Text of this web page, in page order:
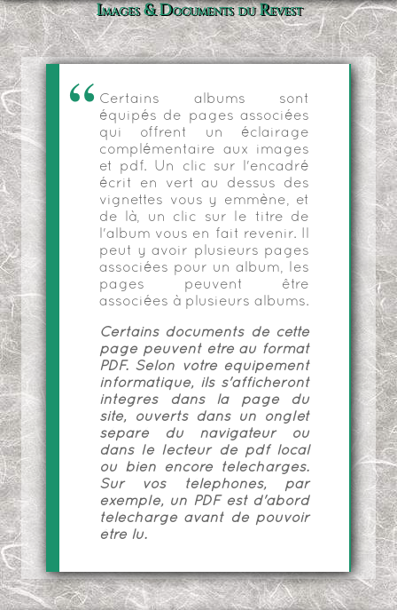
Images & Documents du Revest
Certains albums sont
équipés de pages associées
qui offrent un éclairage
complémentaire aux images
et pdf. Un clic sur l'encadré
écrit en vert au dessus des
vignettes vous y emmène, et
de là, un clic sur le titre de
l'album vous en fait revenir. Il
peut y avoir plusieurs pages
associées pour un album, les
pages peuvent être
associées à plusieurs albums.
Certains documents de cette
page peuvent être au format
PDF. Selon votre équipement
informatique, ils s'afficheront
intégrés dans la page du
site, ouverts dans un onglet
séparé du navigateur ou
dans le lecteur de pdf local
ou bien encore téléchargés.
Sur vos téléphones, par
exemple, un PDF est d'abord
téléchargé avant de pouvoir
être lu.